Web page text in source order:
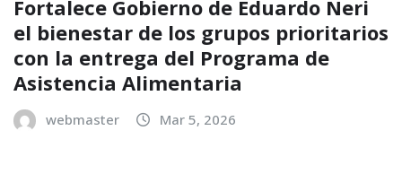
Fortalece Gobierno de Eduardo Neri
el bienestar de los grupos prioritarios
con la entrega del Programa de
Asistencia Alimentaria
webmaster Mar 5, 2026